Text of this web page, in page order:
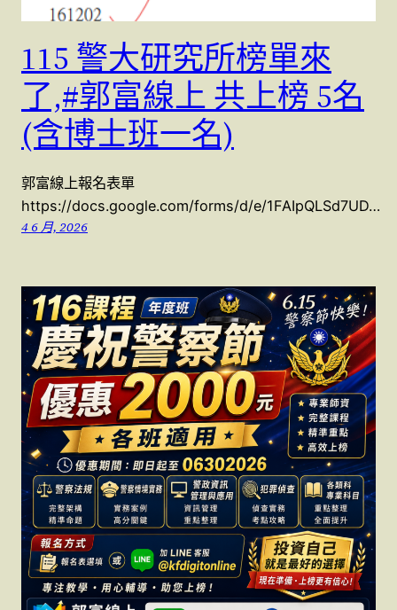
115 警大研究所榜單來
了,#郭富線上 共上榜 5名
(含博士班一名)
郭富線上報名表單
https://docs.google.com/forms/d/e/1FAIpQLSd7UD…
4 6 月, 2026